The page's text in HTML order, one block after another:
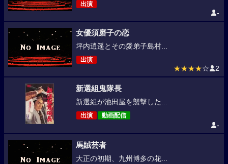
出演
-
女優須磨子の恋
坪内逍遥とその愛弟子島村...
出演
★★★★☆ 2
新選組鬼隊長
新選組が池田屋を襲撃した...
出演 動画配信
-
馬賊芸者
大正の初期、九州博多の花...